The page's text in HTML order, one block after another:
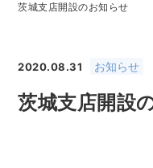
茨城支店開設のお知らせ
2020.08.31 お知らせ
茨城支店開設